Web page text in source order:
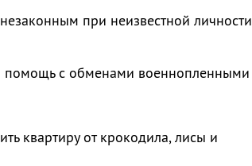
при неизвестной личности
помощь с обменами военнопленными
квартиру от крокодила, лисы и